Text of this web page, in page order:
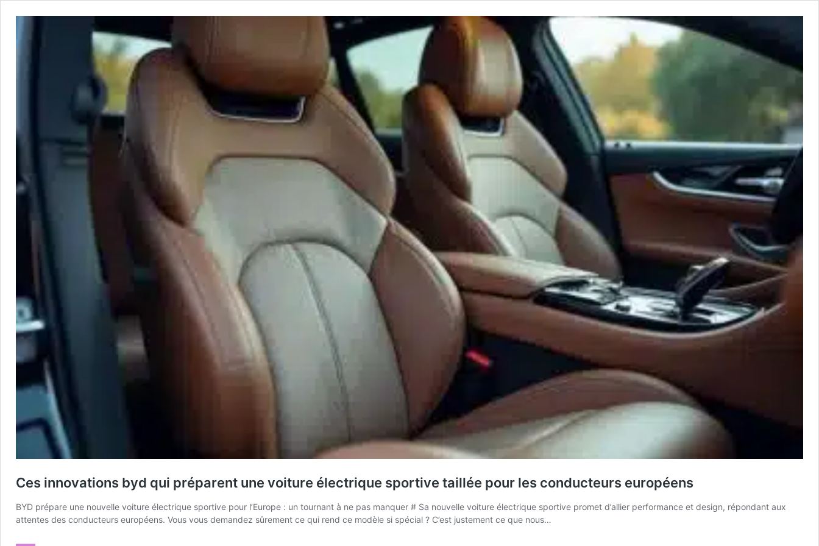
Ces innovations byd qui préparent une voiture électrique sportive taillée pour les conducteurs européens
BYD prépare une nouvelle voiture électrique sportive pour l’Europe : un tournant à ne pas manquer # Sa nouvelle voiture électrique sportive promet d’allier performance et design, répondant aux
attentes des conducteurs européens. Vous vous demandez sûrement ce qui rend ce modèle si spécial ? C’est justement ce que nous…